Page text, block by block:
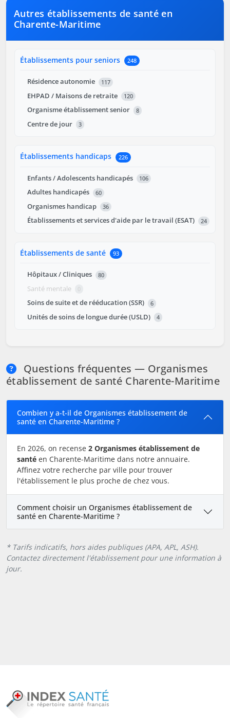
Autres établissements de santé en
Charente-Maritime
Établissements pour seniors 248
Résidence autonomie 117
EHPAD / Maisons de retraite 120
Organisme établissement senior 8
Centre de jour 3
Établissements handicaps 226
Enfants / Adolescents handicapés 106
Adultes handicapés 60
Organismes handicap 36
Établissements et services d'aide par le travail (ESAT) 24
Établissements de santé 93
Hôpitaux / Cliniques 80
Santé mentale 0
Soins de suite et de rééducation (SSR) 6
Unités de soins de longue durée (USLD) 4
Questions fréquentes — Organismes
établissement de santé Charente-Maritime
Combien y a-t-il de Organismes établissement de
santé en Charente-Maritime ?
En 2026, on recense 2 Organismes établissement de
santé en Charente-Maritime dans notre annuaire.
Affinez votre recherche par ville pour trouver
l'établissement le plus proche de chez vous.
Comment choisir un Organismes établissement de
santé en Charente-Maritime ?
* Tarifs indicatifs, hors aides publiques (APA, APL, ASH).
Contactez directement l'établissement pour une information à
jour.